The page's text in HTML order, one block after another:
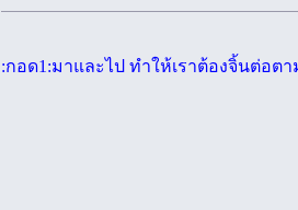
:กอด1:มาและไป ทำให้เราต้องจิ้นต่อต